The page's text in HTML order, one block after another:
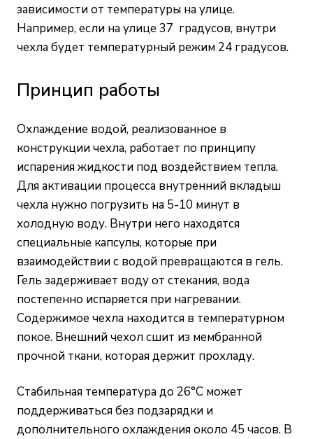
зависимости от температуры на улице.
Например, если на улице 37 градусов, внутри
чехла будет температурный режим 24 градусов.
Принцип работы
Охлаждение водой, реализованное в
конструкции чехла, работает по принципу
испарения жидкости под воздействием тепла.
Для активации процесса внутренний вкладыш
чехла нужно погрузить на 5-10 минут в
холодную воду. Внутри него находятся
специальные капсулы, которые при
взаимодействии с водой превращаются в гель.
Гель задерживает воду от стекания, вода
постепенно испаряется при нагревании.
Содержимое чехла находится в температурном
покое. Внешний чехол сшит из мембранной
прочной ткани, которая держит прохладу.
Стабильная температура до 26°С может
поддерживаться без подзарядки и
дополнительного охлаждения около 45 часов. В